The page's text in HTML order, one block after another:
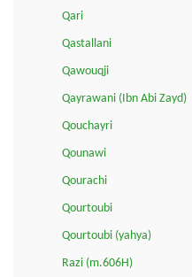
Qari
Qastallani
Qawouqji
Qayrawani (Ibn Abi Zayd)
Qouchayri
Qounawi
Qourachi
Qourtoubi
Qourtoubi (yahya)
Razi (m.606H)